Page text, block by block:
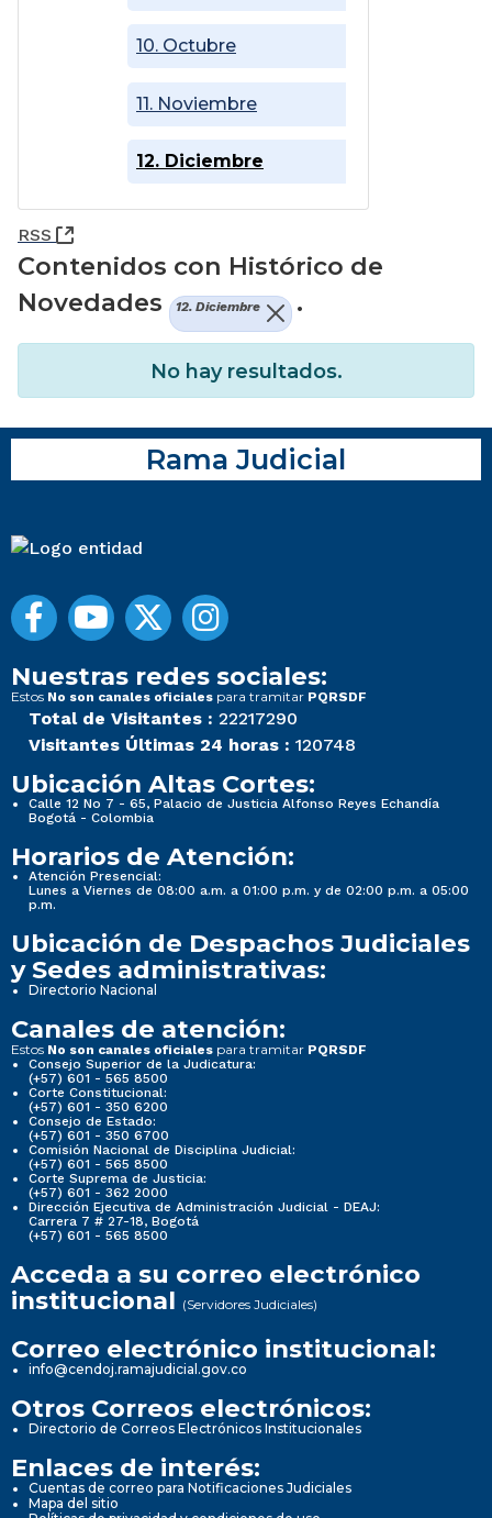
10. Octubre
11. Noviembre
12. Diciembre
RSS (Abre una nueva ventana)
Contenidos con Histórico de
Novedades
12. Diciembre .
No hay resultados.
Rama Judicial
Nuestras redes sociales:
Estos No son canales oficiales para tramitar PQRSDF
Total de Visitantes : 22217290
Visitantes Últimas 24 horas : 120748
Ubicación Altas Cortes:
Calle 12 No 7 - 65, Palacio de Justicia Alfonso Reyes Echandía
Bogotá - Colombia
Horarios de Atención:
Atención Presencial:
Lunes a Viernes de 08:00 a.m. a 01:00 p.m. y de 02:00 p.m. a 05:00
p.m.
Ubicación de Despachos Judiciales
y Sedes administrativas:
Directorio Nacional
Canales de atención:
Estos No son canales oficiales para tramitar PQRSDF
Consejo Superior de la Judicatura:
(+57) 601 - 565 8500
Corte Constitucional:
(+57) 601 - 350 6200
Consejo de Estado:
(+57) 601 - 350 6700
Comisión Nacional de Disciplina Judicial:
(+57) 601 - 565 8500
Corte Suprema de Justicia:
(+57) 601 - 362 2000
Dirección Ejecutiva de Administración Judicial - DEAJ:
Carrera 7 # 27-18, Bogotá
(+57) 601 - 565 8500
Acceda a su correo electrónico
institucional (Servidores Judiciales)
Correo electrónico institucional:
info@cendoj.ramajudicial.gov.co
Otros Correos electrónicos:
Directorio de Correos Electrónicos Institucionales
Enlaces de interés:
Cuentas de correo para Notificaciones Judiciales
Mapa del sitio